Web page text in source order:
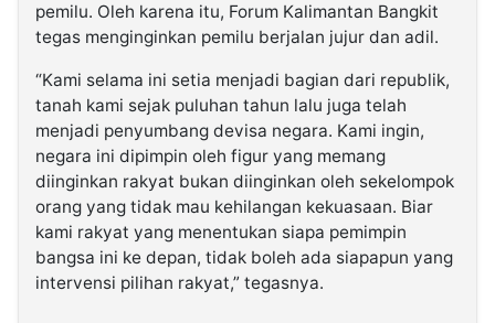
pemilu. Oleh karena itu, Forum Kalimantan Bangkit
tegas menginginkan pemilu berjalan jujur dan adil.
“Kami selama ini setia menjadi bagian dari republik,
tanah kami sejak puluhan tahun lalu juga telah
menjadi penyumbang devisa negara. Kami ingin,
negara ini dipimpin oleh figur yang memang
diinginkan rakyat bukan diinginkan oleh sekelompok
orang yang tidak mau kehilangan kekuasaan. Biar
kami rakyat yang menentukan siapa pemimpin
bangsa ini ke depan, tidak boleh ada siapapun yang
intervensi pilihan rakyat,” tegasnya.